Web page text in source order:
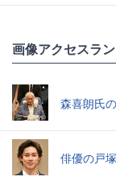
画像アクセスラ
森喜朗氏
俳優の戸